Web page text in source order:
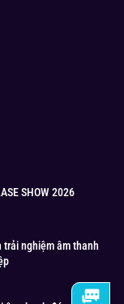
SHOW 2026
nghiệm âm thanh